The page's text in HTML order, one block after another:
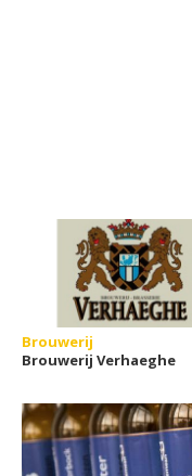
Brouwerij
Brouwerij Verhaeghe